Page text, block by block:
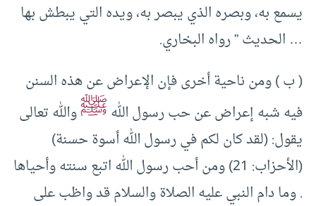
يسمع به، وبصره الذي يبصر به، ويده التي يبطش بها
… الحديث ” رواه البخاري.
( ب ) ومن ناحية أخرى فإن الإعراض عن هذه السنن
فيه شبه إعراض عن حب رسول اللهﷺوالله تعالى
يقول: (لقد كان لكم في رسول الله أسوة حسنة)
(الأحزاب: 21) ومن أحب رسول الله اتبع سنته وأحياها
. وما دام النبي عليه الصلاة والسلام قد واظب على